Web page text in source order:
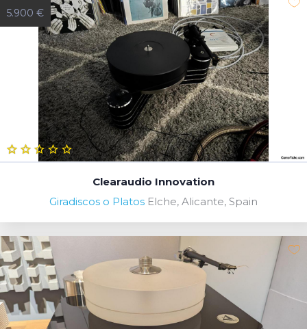
5.900 €
Clearaudio Innovation
Giradiscos o Platos Elche, Alicante, Spain